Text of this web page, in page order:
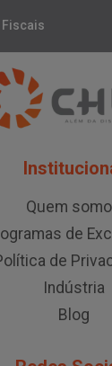
Fiscais
Quem
de
de
Indústria
Blog